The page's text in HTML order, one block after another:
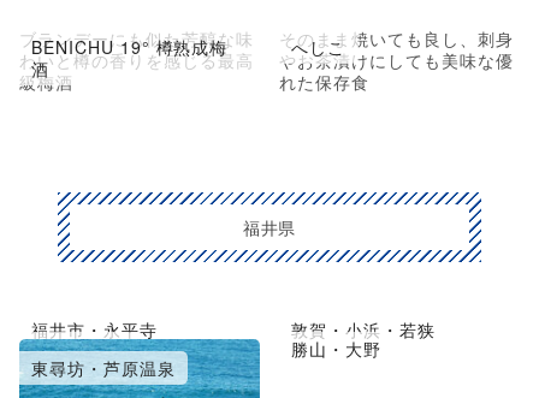
BENICHU 19° 樽熟成梅
酒
ブランデーにも似た芳醇な味
わいと樽の香りを感じる最高
級梅酒
へしこ
そのまま焼いても良し、刺身
やお茶漬けにしても美味な優
れた保存食
福井県
福井市・永平寺
敦賀・小浜・若狭
越前・鯖江
勝山・大野
東尋坊・芦原温泉